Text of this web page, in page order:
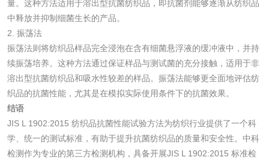
量。这种方法适用于溶出型抗菌纺织品，即抗菌剂能够逐渐从纺织品
中释放并抑制细菌生长的产品。
2. 振荡法
振荡法则将纺织品样品完全浸泡在含有细菌悬浮液的缓冲液中，并持
续振荡培养。这种方法通过保证样品与测试菌的充分接触，适用于非
溶出型抗菌纺织品和吸水性较差的样品。振荡法能够更全面地评估纺
织品的抗菌性能，尤其是在模拟实际使用条件下的抗菌效果。
结语
JIS L 1902:2015 纺织品抗菌性能试验方法为纺织行业提供了一个科
学、统一的测试标准，有助于提升抗菌纺织品的质量和安全性。中科
检测作为专业的第三方检测机构，具备开展JIS L 1902:2015 标准检
花露水检测
清洗剂检测 日化产品毒理检测
洗手液检测
水处理剂